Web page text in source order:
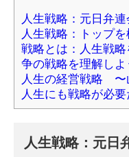
人生戦略：元日弁
人生戦略：トップ
戦略とは：人生戦
争の戦略を理解しよ
人生の経営戦略 〜
人生にも戦略が必
人生戦略：元日